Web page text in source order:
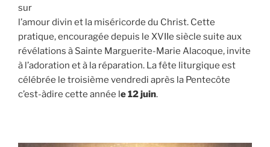
sur
l’amour divin et la miséricorde du Christ. Cette
pratique, encouragée depuis le XVIIe siècle suite aux
révélations à Sainte Marguerite-Marie Alacoque, invite
à l’adoration et à la réparation. La fête liturgique est
célébrée le troisième vendredi après la Pentecôte
c’est-àdire cette année le 12 juin.